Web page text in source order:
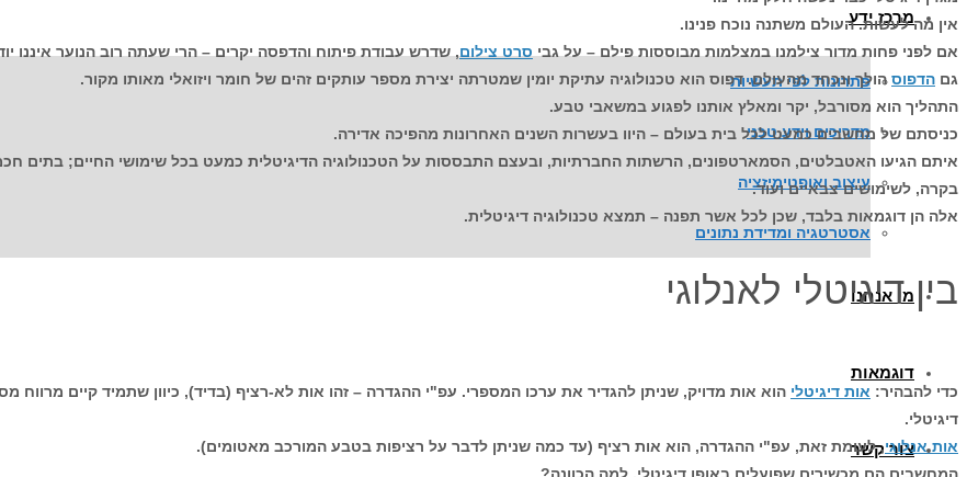
מרכז ידע
פתרונות לפי תעשיות
מדריכים וידע טכני
עיצוב ואופטימיזציה
אסטרטגיה ומדידת נתונים
מי אנחנו
דוגמאות
צור קשר
אין מה לעשות. העולם משתנה נוכח פנינו.
אם לפני פחות מדור צילמנו במצלמות מבוססות פילם – על גבי סרט צילום, שדרש עבודת פיתוח והדפסה יקרים – הרי שעתה רוב הנוער איננו
גם הדפוסהולך ונכחד מהעולם. דפוס הוא טכנולוגיה עתיקת יומין שמטרתה יצירת מספר עותקים זהים של חומר ויזואלי מאותו מקור.
התהליך הוא מסורבל, יקר ומאלץ אותנו לפגוע במשאבי טבע.
כניסתם של מחשבים כמעט לכל בית בעולם – היוו בעשרות השנים האחרונות מהפיכה אדירה.
איתם הגיעו האטבלטים, הסמארטפונים, הרשתות החברתיות, ובעצם התבססות על הטכנולוגיה הדיגיטלית כמעט בכל שימושי החיים; בתים
בקרה, לשימושים צבאיים ועוד.
אלה הן דוגמאות בלבד, שכן לכל אשר תפנה – תמצא טכנולוגיה דיגיטלית.
בין דיגיטלי לאנלוגי
כדי להבהיר: אות דיגיטלי הוא אות מדויק, שניתן להגדיר את ערכו המספרי. עפ"י ההגדרה – זהו אות לא-רציף (בדיד), כיוון שתמיד קיים מרווח
דיגיטלי.
אות אנלוגי, לעומת זאת, עפ"י ההגדרה, הוא אות רציף (עד כמה שניתן לדבר על רציפות בטבע המורכב מאטומים).